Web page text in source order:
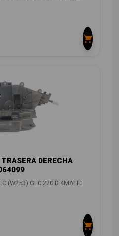
DERECHA
(W253) GLC 220 D 4MATIC